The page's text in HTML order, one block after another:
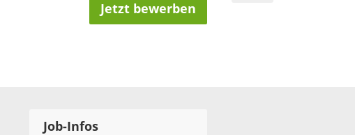
Jetzt bewerben
Job-Infos